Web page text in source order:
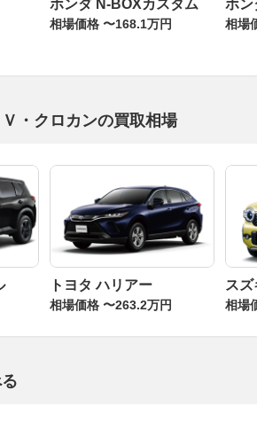
ホンダ N-BOXカスタム
相場価格 〜168.1万円
ホン
相場
・クロカンの買取相場
トヨタ ハリアー
相場価格 〜263.2万円
ス
相場